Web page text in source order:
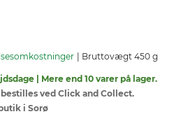
Bruttovægt 450 g
| Mere end 10 varer på lager.
ved Click and Collect.
i Sorø